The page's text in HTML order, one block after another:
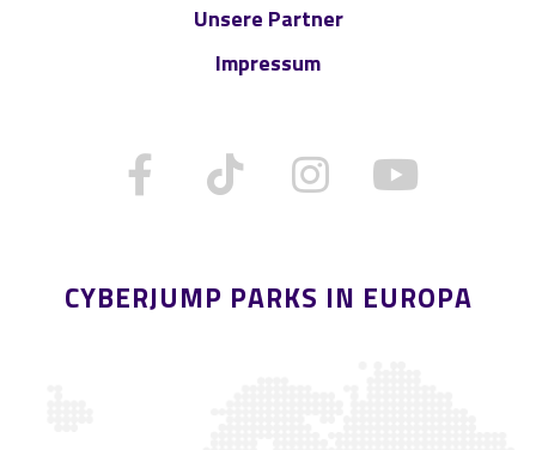
Unsere Partner
Impressum
CYBERJUMP PARKS IN EUROPA